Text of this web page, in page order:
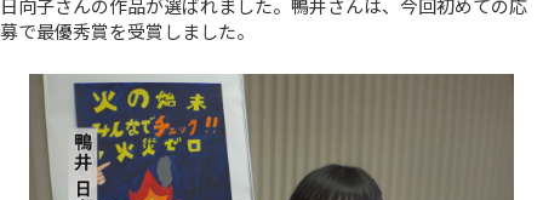
日向子さんの作品が選ばれました。鴨井さんは、今回初めての応
募で最優秀賞を受賞しました。